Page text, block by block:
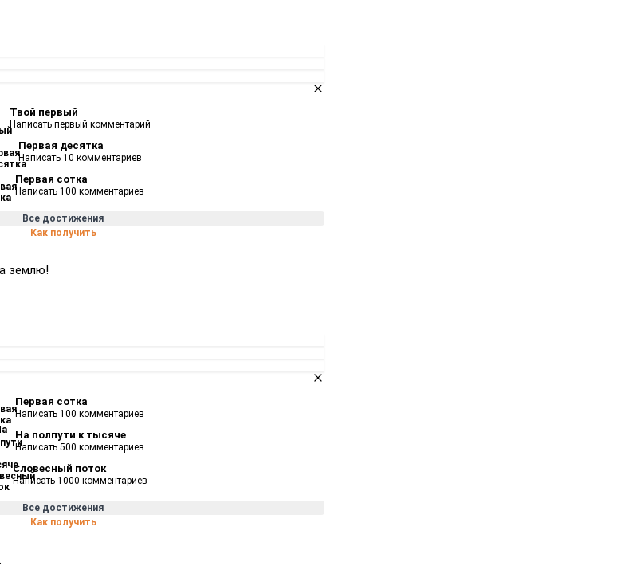
Твой первый
Написать первый комментарий
Первая десятка
Написать 10 комментариев
Первая сотка
Написать 100 комментариев
Все достижения
Как получить
землю!
Первая сотка
Написать 100 комментариев
На полпути к тысяче
Написать 500 комментариев
Словесный поток
Написать 1000 комментариев
Все достижения
Как получить